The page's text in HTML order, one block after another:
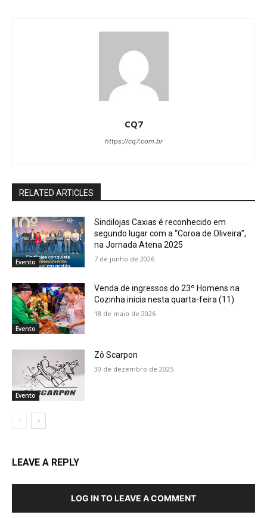
CQ7
https://cq7.com.br
RELATED ARTICLES
Evento
Sindilojas Caxias é reconhecido em
segundo lugar com a “Coroa de Oliveira”,
na Jornada Atena 2025
7 de junho de 2026
Evento
Venda de ingressos do 23º Homens na
Cozinha inicia nesta quarta-feira (11)
18 de maio de 2026
Evento
Zô Scarpon
30 de dezembro de 2025
LEAVE A REPLY
LOG IN TO LEAVE A COMMENT